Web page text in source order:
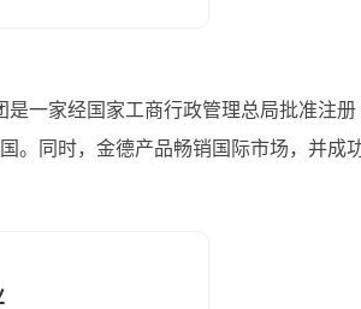
一家经国家工商行政管理总局批准注册
。同时，金德产品畅销国际市场，并成